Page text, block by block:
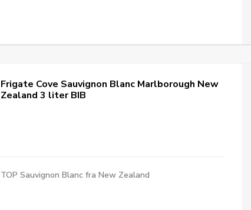
Frigate Cove Sauvignon Blanc Marlborough New
Zealand 3 liter BIB
TOP Sauvignon Blanc fra New Zealand